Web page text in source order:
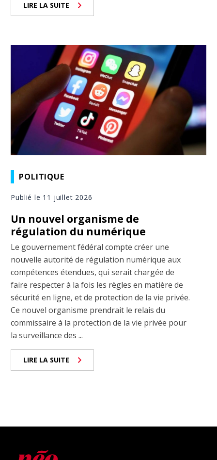
LIRE LA SUITE
POLITIQUE
Publié le 11 juillet 2026
Un nouvel organisme de
régulation du numérique
Le gouvernement fédéral compte créer une
nouvelle autorité de régulation numérique aux
compétences étendues, qui serait chargée de
faire respecter à la fois les règles en matière de
sécurité en ligne, et de protection de la vie privée.
Ce nouvel organisme prendrait le relais du
commissaire à la protection de la vie privée pour
la surveillance des ...
LIRE LA SUITE